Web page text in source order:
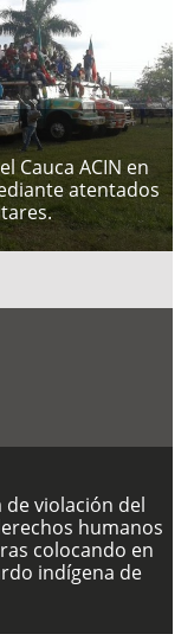
Cauca ACIN en
atentados
de violación del
humanos
colocando en
indígena de